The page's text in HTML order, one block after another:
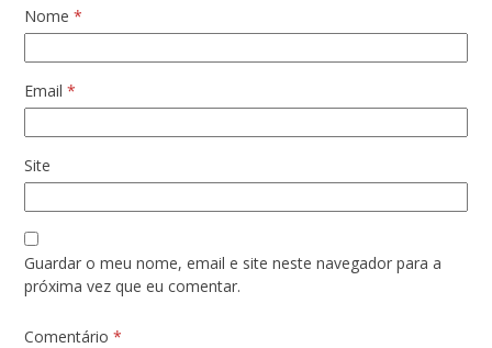
Nome*
Email*
Site
Guardar o meu nome, email e site neste navegador para a
próxima vez que eu comentar.
Comentário*